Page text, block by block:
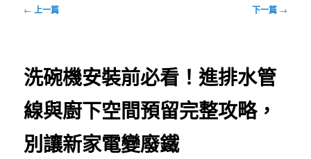
文
← 上一篇 下一篇 →
洗碗機安裝前必看！進排水管
線與廚下空間預留完整攻略，
別讓新家電變廢鐵